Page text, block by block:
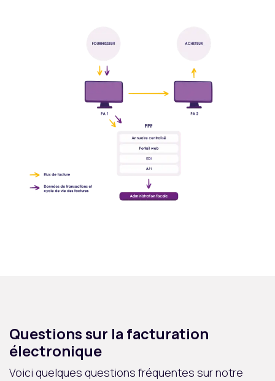
Questions sur la facturation
électronique
Voici quelques questions fréquentes sur notre